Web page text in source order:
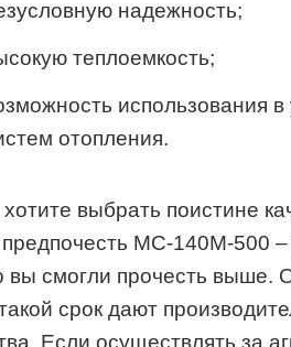
надежность;
теплоемкость;
использования
отопления.
выбрать поистине
МС-140М-500 –
вы смогли прочесть выше.
срок дают
Если осуществлять за